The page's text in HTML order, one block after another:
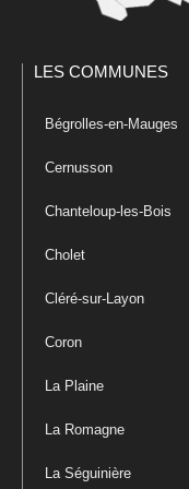
LES COMMUNES
Bégrolles-en-Mauges
Cernusson
Chanteloup-les-Bois
Cholet
Cléré-sur-Layon
Coron
La Plaine
La Romagne
La Séguinière